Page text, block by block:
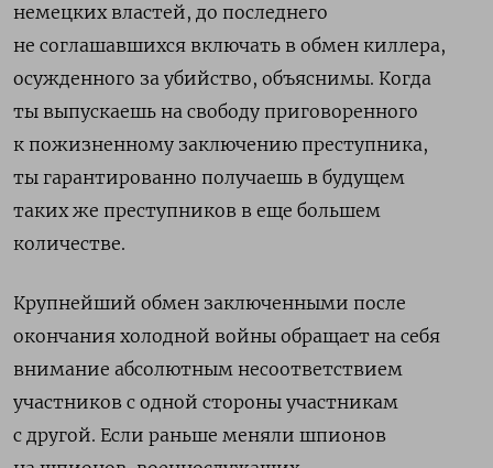
немецких властей, до последнего
не соглашавшихся включать в обмен киллера,
осужденного за убийство, объяснимы. Когда
ты выпускаешь на свободу приговоренного
к пожизненному заключению преступника,
ты гарантированно получаешь в будущем
таких же преступников в еще большем
количестве.
Крупнейший обмен заключенными после
окончания холодной войны обращает на себя
внимание абсолютным несоответствием
участников с одной стороны участникам
с другой. Если раньше меняли шпионов